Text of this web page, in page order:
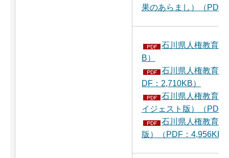
果のあらまし）（PDF
石川県人権教育
B）
石川県人権教育
DF：2,710KB）
石川県人権教育
イジェスト版）（PDF
石川県人権教育
版）（PDF：4,956KB